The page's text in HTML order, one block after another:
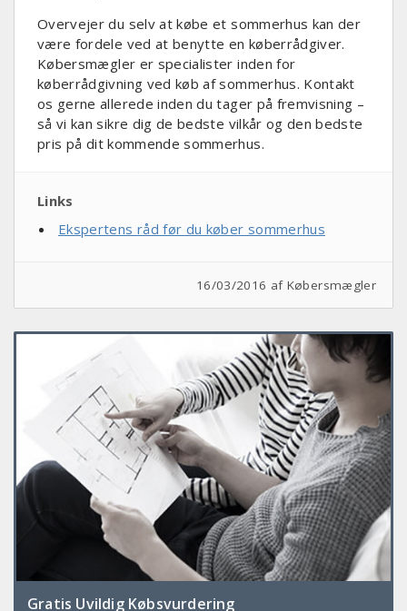
Overvejer du selv at købe et sommerhus kan der
være fordele ved at benytte en køberrådgiver.
Købersmægler er specialister inden for
køberrådgivning ved køb af sommerhus. Kontakt
os gerne allerede inden du tager på fremvisning –
så vi kan sikre dig de bedste vilkår og den bedste
pris på dit kommende sommerhus.
Links
Ekspertens råd før du køber sommerhus
16/03/2016 af Købersmægler
Gratis Uvildig Købsvurdering